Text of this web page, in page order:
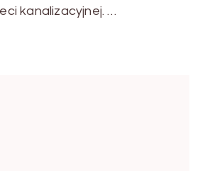
kanalizacyjnej. …